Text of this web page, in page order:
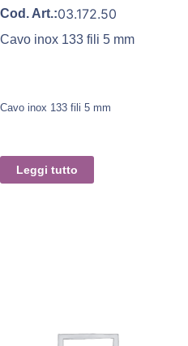
Cod. Art.:03.172.50
Cavo inox 133 fili 5 mm
Cavo inox 133 fili 5 mm
Leggi tutto